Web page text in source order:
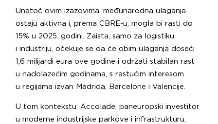
Unatoč ovim izazovima, međunarodna ulaganja
ostaju aktivna i, prema CBRE-u, mogla bi rasti do
15% u 2025. godini. Zaista, samo za logistiku
i industriju, očekuje se da će obim ulaganja doseći
1,6 milijardi eura ove godine i održati stabilan rast
u nadolazećim godinama, s rastućim interesom
u regijama izvan Madrida, Barcelone i Valencije.
U tom kontekstu, Accolade, paneuropski investitor
u moderne industrijske parkove i infrastrukturu,